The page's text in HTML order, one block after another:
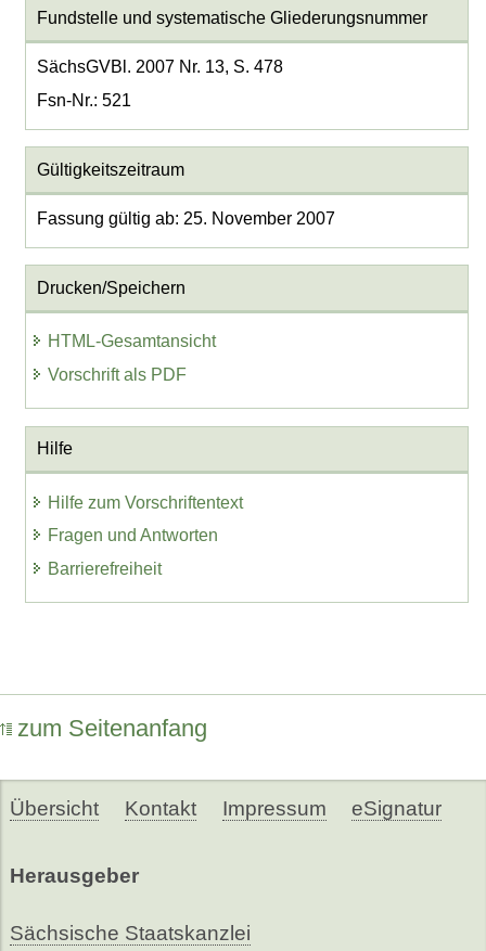
Fundstelle und systematische Gliederungsnummer
SächsGVBl. 2007 Nr. 13, S. 478
Fsn-Nr.: 521
Gültigkeitszeitraum
Fassung gültig ab: 25. November 2007
Drucken/Speichern
HTML-Gesamtansicht
Vorschrift als PDF
Hilfe
Hilfe zum Vorschriftentext
Fragen und Antworten
Barrierefreiheit
zum Seitenanfang
Übersicht Kontakt Impressum eSignatur
Herausgeber
Sächsische Staatskanzlei